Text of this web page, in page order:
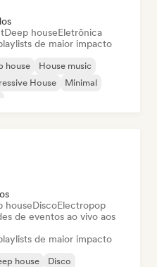
Deep houseEletrônica
de maior impacto
house
House music
House
Minimal
houseDiscoElectropop
de eventos ao vivo aos
de maior impacto
house
Disco